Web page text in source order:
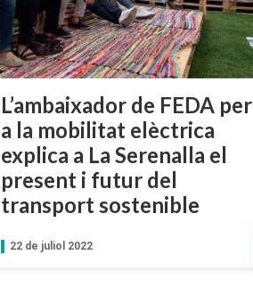
L’ambaixador de FEDA per
a la mobilitat elèctrica
explica a La Serenalla el
present i futur del
transport sostenible
22 de juliol 2022